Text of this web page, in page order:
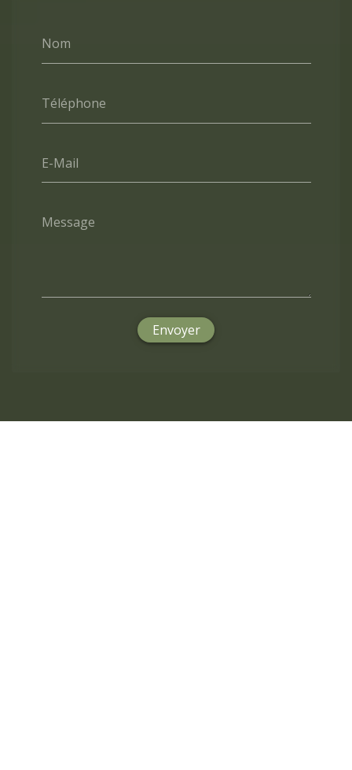
Nom
Téléphone
E-Mail
Message
Envoyer